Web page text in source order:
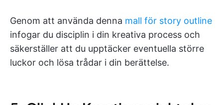
Genom att använda denna mall för story outline
infogar du disciplin i din kreativa process och
säkerställer att du upptäcker eventuella större
luckor och lösa trådar i din berättelse.